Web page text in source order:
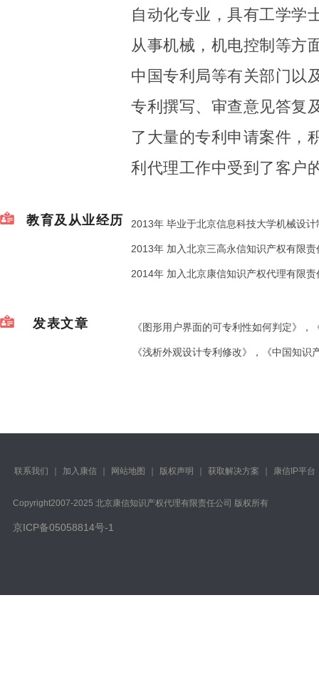
自动化专业，具有工学学
从事机械，机电控制等方
中国专利局等有关部门以
专利撰写、审查意见答复
了大量的专利申请案件，
利代理工作中受到了客户
教育及从业经历 2013年 毕业于北京信息科技大学机械设
2013年 加入北京三高永信知识产权有限责
2014年 加入北京康信知识产权代理有限责
发表文章 《图形用户界面的可专利性如何判定》
《浅析外观设计专利修改》，《中国知识
联系我们 加入康信 网站地图 版权声明 获取解决方案 康信IP平台
Copyright️2007-2025 北京康信知识产权代理有限责任公司 版权所有
京ICP备05058814号-1